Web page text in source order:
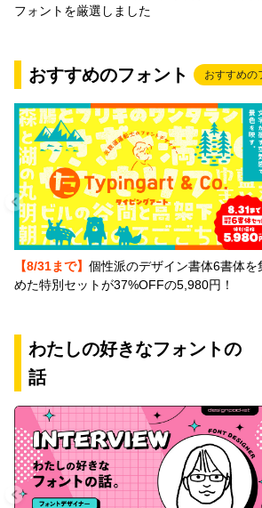
フォントを厳選しました
おすすめのフォント おすすめの
【8/31まで】 個性派のデザイン書体6書体を
めた特別セットが37%OFFの5,980円！
わたしの好きなフォントの
話